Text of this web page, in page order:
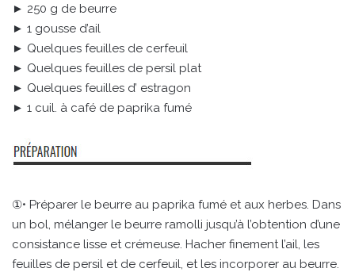
► 250 g de beurre
► 1 gousse d’ail
► Quelques feuilles de cerfeuil
► Quelques feuilles de persil plat
► Quelques feuilles d’ estragon
► 1 cuil. à café de paprika fumé
①• Préparer le beurre au paprika fumé et aux herbes. Dans
un bol, mélanger le beurre ramolli jusqu’à l’obtention d’une
consistance lisse et crémeuse. Hacher finement l’ail, les
feuilles de persil et de cerfeuil, et les incorporer au beurre.